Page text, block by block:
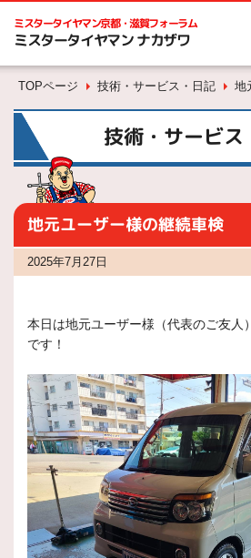
ミスタータイヤマン京都・滋賀フォーラム
ミスタータイヤマン ナカザワ
TOPページ 技術・サービス・日記 地
技術・サービス
地元ユーザー様の継続車検
2025年7月27日
本日は地元ユーザー様（代表のご友人
です！